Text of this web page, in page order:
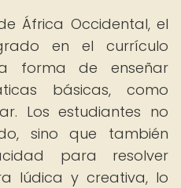
África Occidental, el
en el currículo
forma de enseñar
básicas, como
Los estudiantes no
sino que también
para resolver
lúdica y creativa, lo